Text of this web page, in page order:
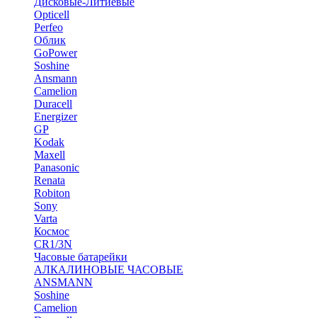
Opticell
Perfeo
Облик
GoPower
Soshine
Ansmann
Camelion
Duracell
Energizer
GP
Kodak
Maxell
Panasonic
Renata
Robiton
Sony
Varta
Космос
CR1/3N
Часовые батарейки
АЛКАЛИНОВЫЕ ЧАСОВЫЕ
ANSMANN
Soshine
Camelion